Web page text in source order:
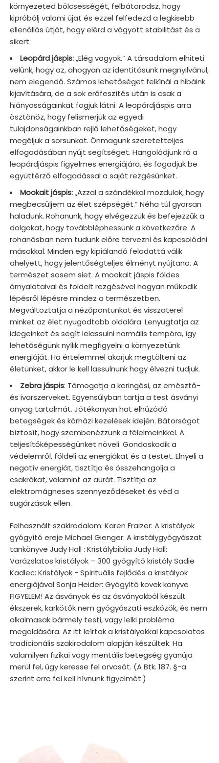
környezeted bölcsességét, felbátorodsz, hogy
kipróbálj valami újat és ezzel felfedezd a legkisebb
ellenállás útját, hogy elérd a vágyott stabilitást és a
sikert.
Leopárd jáspis:„Elég vagyok.” A társadalom elhiteti
velünk, hogy az, ahogyan az identitásunk megnyilvánul,
nem elegendő. Számos lehetőséget felkínál a hibáink
kijavítására, de a sok erőfeszítés után is csak a
hiányosságainkat fogjuk látni. A leopárdjáspis arra
ösztönöz, hogy felismerjük az egyedi
tulajdonságainkban rejlő lehetőségeket, hogy
megéljük a sorsunkat. Önmagunk szeretetteljes
elfogadásában nyújt segítséget. Hangolódjunk rá a
leopárdjáspis figyelmes energiájára, és fogadjuk be
együttérző elfogadással a saját rezgésünket.
Mookait jáspis:„Azzal a szándékkal mozdulok, hogy
megbecsüljem az élet szépségét.” Néha túl gyorsan
haladunk. Rohanunk, hogy elvégezzük és befejezzük a
dolgokat, hogy továbbléphessünk a következőre. A
rohanásban nem tudunk előre tervezni és kapcsolódni
másokkal. Minden egy kipiálandó feladattá válik
ahelyett, hogy jelentőségteljes élményt nyújtana. A
természet sosem siet. A mookait jáspis földes
árnyalataival és földelt rezgésével hogyan működik
lépésről lépésre mindez a természetben.
Megváltoztatja a nézőpontunkat és visszaterel
minket az élet nyugodtabb oldalára. Lenyugtatja az
idegeinket és segít lelassulni normális tempóra, így
lehetőségünk nyílik megfigyelni a környezetünk
energiáját. Ha értelemmel akarjuk megtölteni az
életünket, akkor le kell lassulnunk hogy élvezni tudjuk.
Zebra jáspis: Támogatja a keringési, az emésztő-
és ivarszerveket. Egyensúlyban tartja a test ásványi
anyag tartalmát. Jótékonyan hat elhúzódó
betegségek és kórházi kezelések idején. Bátorságot
biztosít, hogy szembenézzünk a félelmeinkkel. A
teljesítőképességünket növeli. Gondoskodik a
védelemről, földeli az energiákat és a testet. Elnyeli a
negatív energiát, tisztítja és összehangolja a
csakrákat, valamint az aurát. Tisztítja az
elektromágneses szennyeződéseket és véd a
sugárzások ellen.
Felhasznált szakirodalom: Karen Fraizer: A kristályok
gyógyító ereje Michael Gienger: A kristálygyógyászat
tankönyve Judy Hall : Kristálybiblia Judy Hall:
Varázslatos kristályok – 300 gyógyító kristály Sadie
Kadlec: Kristályok - Spirituális fejlődés a kristályok
energiájával Sonja Heider: Gyógyító kövek könyve
FIGYELEM! Az ásványok és az ásványokból készült
ékszerek, karkötők nem gyógyászati eszközök, és nem
alkalmasak bármely testi, vagy lelki probléma
megoldására. Az itt leírtak a kristályokkal kapcsolatos
tradícionális szakirodalom alapján készültek. Ha
valamilyen fizikai vagy mentális betegség gyanúja
merül fel, úgy keresse fel orvosát. (A Btk. 187. §-a
szerint erre fel kell hívnunk figyelmét.)